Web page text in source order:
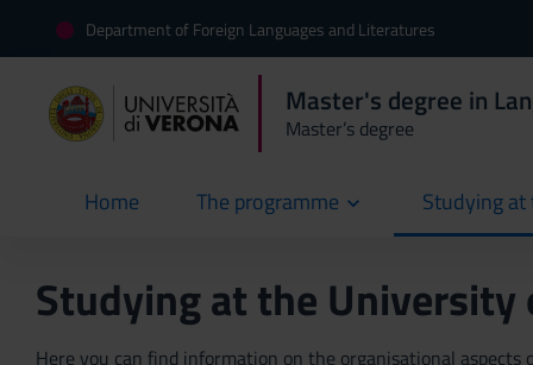
Department of Foreign Languages and Literatures
Master's degree in
Master’s degree
Home
current The programme Studying
Studying at the University
Here you can find information on the organisational